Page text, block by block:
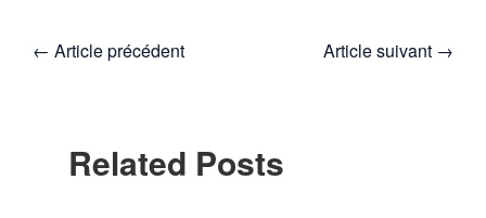
← Article précédent Article suivant →
Related Posts